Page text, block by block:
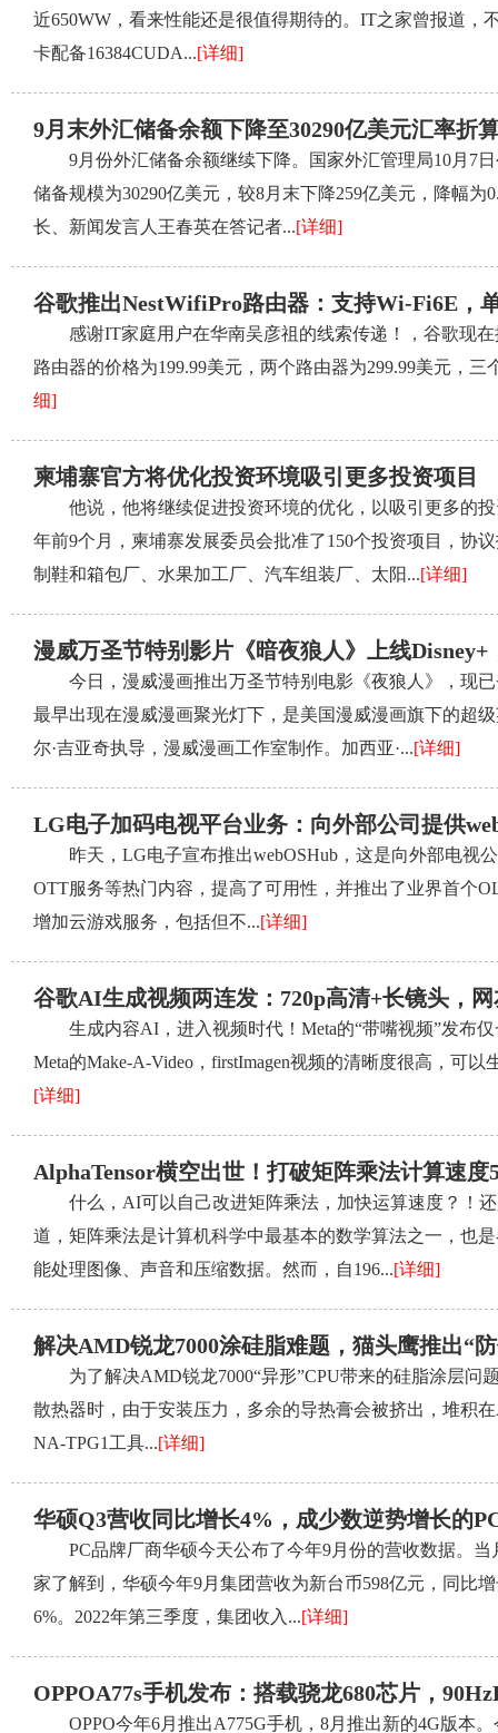
近650WW，看来性能还是很值得期待的。IT之家曾报道，
卡配备16384CUDA...[详细]
9月末外汇储备余额下降至30290亿美元汇率折
9月份外汇储备余额继续下降。国家外汇管理局10月7
储备规模为30290亿美元，较8月末下降259亿美元，降幅
长、新闻发言人王春英在答记者...[详细]
谷歌推出NestWifiPro路由器：支持Wi-Fi6E，
感谢IT家庭用户在华南吴彦祖的线索传递！，谷歌现
路由器的价格为199.99美元，两个路由器为299.99美元，三
细]
柬埔寨官方将优化投资环境吸引更多投资项目
他说，他将继续促进投资环境的优化，以吸引更多的
年前9个月，柬埔寨发展委员会批准了150个投资项目，协
制鞋和箱包厂、水果加工厂、汽车组装厂、太阳...[详细]
漫威万圣节特别影片《暗夜狼人》上线Disney+
今日，漫威漫画推出万圣节特别电影《夜狼人》，现
最早出现在漫威漫画聚光灯下，是美国漫威漫画旗下的超
尔·吉亚奇执导，漫威漫画工作室制作。加西亚·...[详细]
LG电子加码电视平台业务：向外部公司提供
昨天，LG电子宣布推出webOSHub，这是向外部电视
OTT服务等热门内容，提高了可用性，并推出了业界首个
增加云游戏服务，包括但不...[详细]
谷歌AI生成视频两连发：720p高清+长镜头，
生成内容AI，进入视频时代！Meta的“带嘴视频”发布
Meta的Make-A-Video，firstImagen视频的清晰度很高，可
[详细]
AlphaTensor横空出世！打破矩阵乘法计算速度
什么，AI可以自己改进矩阵乘法，加快运算速度？！
道，矩阵乘法是计算机科学中最基本的数学算法之一，也
能处理图像、声音和压缩数据。然而，自196...[详细]
解决AMD锐龙7000涂硅脂难题，猫头鹰推出“
为了解决AMD锐龙7000“异形”CPU带来的硅脂涂层问
散热器时，由于安装压力，多余的导热膏会被挤出，堆积
NA-TPG1工具...[详细]
华硕Q3营收同比增长4%，成少数逆势增长的
PC品牌厂商华硕今天公布了今年9月份的营收数据。
家了解到，华硕今年9月集团营收为新台币598亿元，同比
6%。2022年第三季度，集团收入...[详细]
OPPOA77s手机发布：搭载骁龙680芯片，
OPPO今年6月推出A775G手机，8月推出新的4G版本